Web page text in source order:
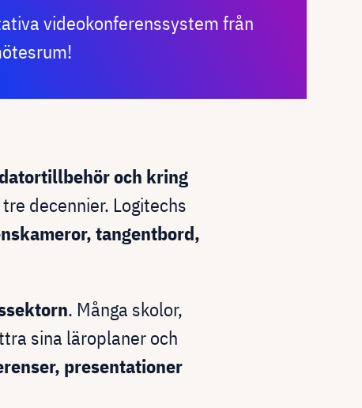
videokonferenssystem från
och kring
decennier. Logitechs
tangentbord,
. Många skolor,
sina läroplaner och
presentationer